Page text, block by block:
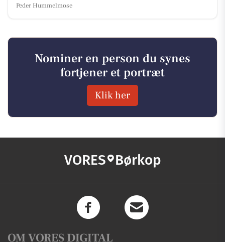
Peder Hummelmose
Nominer en person du synes
fortjener et portræt
Klik her
VORES Børkop
OM VORES DIGITAL